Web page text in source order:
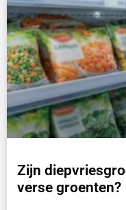
Zijn
verse groenten?